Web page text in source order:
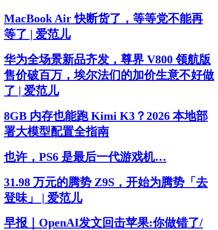
MacBook Air 快断货了，等等党不能再
等了 | 爱范儿
华为全场景新品齐发，尊界 V800 领航版
售价破百万，埃尔法们的加价生意不好做
了 | 爱范儿
8GB 内存也能跑 Kimi K3？2026 本地部
署大模型配置全指南
也许，PS6 是最后一代游戏机…
31.98 万元的腾势 Z9S，开始为腾势「去
登味」 | 爱范儿
早报｜OpenAI发文回击苹果:你做错了/